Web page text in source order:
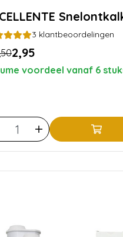
ECCELLENTE
3 klantbeoordelingen
2,95
voordeel vanaf 6